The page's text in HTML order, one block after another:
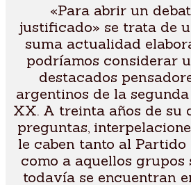
«Para abrir un
justificado» se trata de
suma actualidad
podríamos considerar
destacados
argentinos de la
XX. A treinta años de su
preguntas,
le caben tanto al
como a aquellos grupos
todavía se encuentran